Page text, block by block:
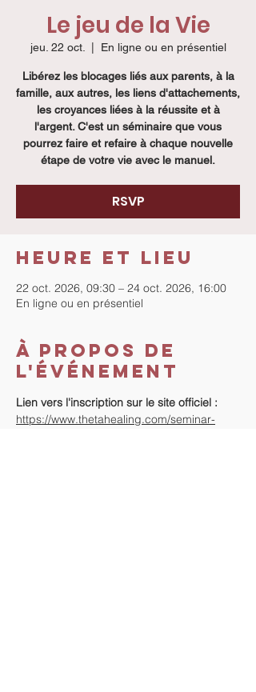
Le jeu de la Vie
jeu. 22 oct. En ligne ou en présentiel
Libérez les blocages liés aux parents, à la
famille, aux autres, les liens d'attachements,
les croyances liées à la réussite et à
l'argent. C'est un séminaire que vous
pourrez faire et refaire à chaque nouvelle
étape de votre vie avec le manuel.
RSVP
Heure et lieu
22 oct. 2026, 09:30 – 24 oct. 2026, 16:00
En ligne ou en présentiel
À propos de
l'événement
Lien vers l'inscription sur le site officiel :
https://www.thetahealing.com/seminar-